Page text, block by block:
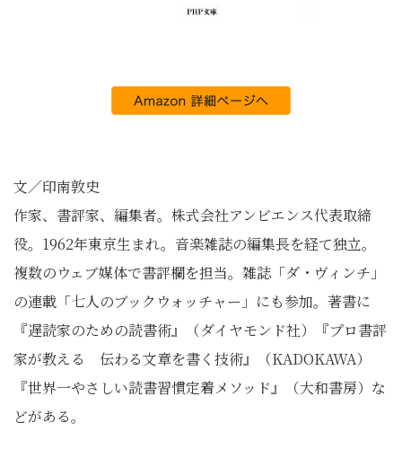
文／印南敦史
作家、書評家、編集者。株式会社アンビエンス代表取締
役。1962年東京生まれ。音楽雑誌の編集長を経て独立。
複数のウェブ媒体で書評欄を担当。雑誌「ダ・ヴィンチ」
の連載「七人のブックウォッチャー」にも参加。著書に
『遅読家のための読書術』（ダイヤモンド社）『プロ書評
家が教える 伝わる文章を書く技術』（KADOKAWA）
『世界一やさしい読書習慣定着メソッド』（大和書房）な
どがある。